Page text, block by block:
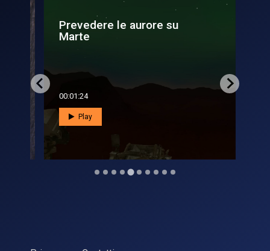
Prevedere le aurore su
Marte
00:01:24
Play